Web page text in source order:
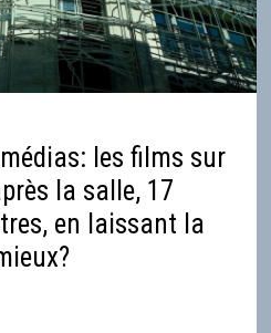
les films sur
la salle, 17
en laissant la